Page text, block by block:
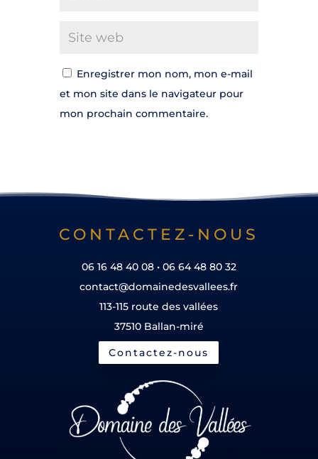
Enregistrer mon nom, mon e-mail
et mon site dans le navigateur pour
mon prochain commentaire.
CONTACTEZ-NOUS
06 16 48 40 08 • 06 64 48 80 32
contact@domainedesvallees.fr
113-115 route des vallées
37510 Ballan-miré
Contactez-nous